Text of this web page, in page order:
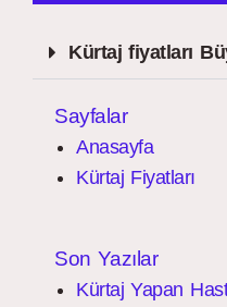
Kürtaj fiyatları
Sayfalar
Anasayfa
Kürtaj Fiyatları
Son Yazılar
Kürtaj Yapan